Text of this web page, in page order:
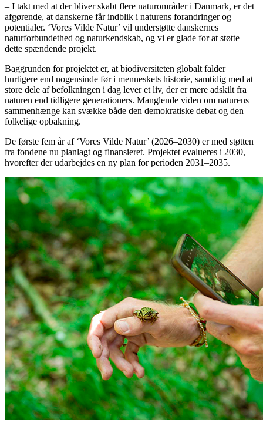
– I takt med at der bliver skabt flere naturområder i Danmark, er det
afgørende, at danskerne får indblik i naturens forandringer og
potentialer. ‘Vores Vilde Natur’ vil understøtte danskernes
naturforbundethed og naturkendskab, og vi er glade for at støtte
dette spændende projekt.
Baggrunden for projektet er, at biodiversiteten globalt falder
hurtigere end nogensinde før i menneskets historie, samtidig med at
store dele af befolkningen i dag lever et liv, der er mere adskilt fra
naturen end tidligere generationers. Manglende viden om naturens
sammenhænge kan svække både den demokratiske debat og den
folkelige opbakning.
De første fem år af ‘Vores Vilde Natur’ (2026–2030) er med støtten
fra fondene nu planlagt og finansieret. Projektet evalueres i 2030,
hvorefter der udarbejdes en ny plan for perioden 2031–2035.